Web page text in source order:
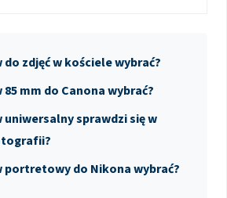
zdjęć w kościele wybrać?
mm do Canona wybrać?
sprawdzi się w
do Nikona wybrać?